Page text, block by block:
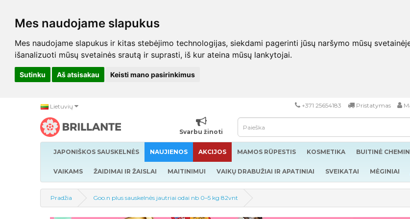
Mes naudojame slapukus
Mes naudojame slapukus ir kitas stebėjimo technologijas, siekdami pagerinti jūsų naršymo mūsų
išanalizuoti mūsų svetainės srautą ir suprasti, iš kur ateina mūsų lankytojai.
Sutinku Aš atsisakau Keisti mano pasirinkimus
Lietuvių +371 25654183 Pristatymas
Svarbu žinoti
JAPONIŠKOS SAUSKELNĖS NAUJIENOS AKCIJOS MAMOS RŪPESTIS KOSMETIKA BUITINĖ
VAIKAMS ŽAIDIMAI IR ŽAISLAI MAITINIMUI VAIKŲ DRABUŽIAI IR APATINIAI SVEIKATAI MĖGINIAI
Pradžia Goo.n plus sauskelnės jautriai odai nb 0–5 kg 82vnt